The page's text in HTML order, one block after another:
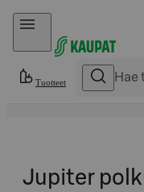
Hyppää sisältöön
Tuotteet
Jupiter